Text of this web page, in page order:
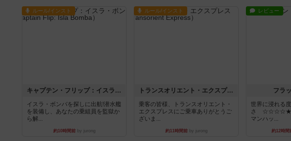
ルール/インスト
キャプテン・フリップ：イスラ・ボンバ
イスラ・ボンバを探しに出航!潜水艦
を装備し、あなたの乗組員を監獄か
ら解...
約10時間前by jurong
ルール/インスト
トランスオリエント・エクスプレス
乗客の皆様、トランスオリエント・
エクスプレスにご乗車ありがとうご
ざいま...
約11時間前by jurong
レビュー
フラ
世界に浸れ
さ ☆☆☆☆★
マンハッ...
約12時間